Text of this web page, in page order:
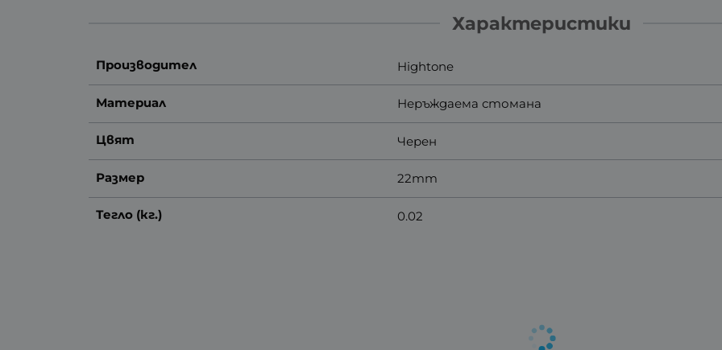
Характеристики
Производител Hightone
Материал Неръждаема стомана
Цвят Черен
Размер 22mm
Тегло (кг.) 0.02